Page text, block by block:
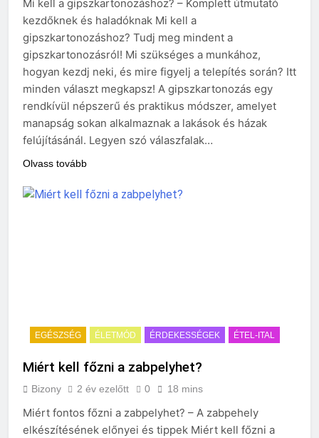
Mi kell a gipszkartonozáshoz? – Komplett útmutató
kezdőknek és haladóknak Mi kell a
gipszkartonozáshoz? Tudj meg mindent a
gipszkartonozásról! Mi szükséges a munkához,
hogyan kezdj neki, és mire figyelj a telepítés során? Itt
minden választ megkapsz! A gipszkartonozás egy
rendkívül népszerű és praktikus módszer, amelyet
manapság sokan alkalmaznak a lakások és házak
felújításánál. Legyen szó válaszfalak…
Olvass tovább
EGÉSZSÉG ÉLETMÓD ÉRDEKESSÉGEK ÉTEL-ITAL
Miért kell főzni a zabpelyhet?
Bizony 2 év ezelőtt 0 18 mins
Miért fontos főzni a zabpelyhet? – A zabpehely
elkészítésének előnyei és tippek Miért kell főzni a